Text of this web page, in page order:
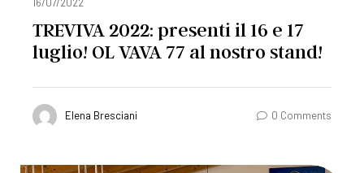
16/07/2022
TREVIVA 2022: presenti il 16 e 17
luglio! OL VAVA 77 al nostro stand!
Elena Bresciani 0 Comments